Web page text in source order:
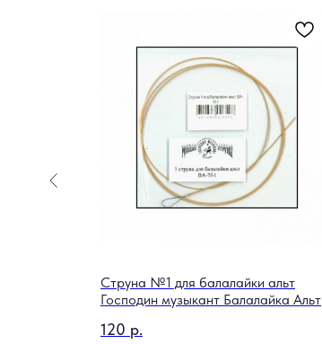
Струна №1 для балалайки альт
Господин музыкант Балалайка Альт
120 р.